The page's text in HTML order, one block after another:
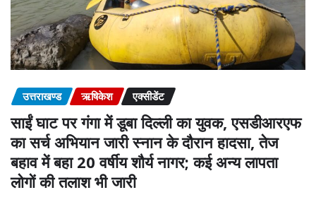
उत्तराखण्ड ऋषिकेश एक्सीडेंट
साईं घाट पर गंगा में डूबा दिल्ली का युवक, एसडीआरएफ
का सर्च अभियान जारी स्नान के दौरान हादसा, तेज
बहाव में बहा 20 वर्षीय शौर्य नागर; कई अन्य लापता
लोगों की तलाश भी जारी